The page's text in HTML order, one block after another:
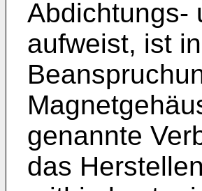
Abdichtungs-
aufweist, ist
genannte
das